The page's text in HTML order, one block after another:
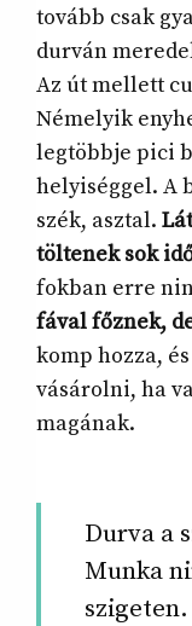
tovább csak
durván
Az út mellett
Némelyik
legtöbbje pici
helyiséggel. A
szék, asztal.
töltenek sok
fokban erre
fával főznek,
komp hozza,
vásárolni, ha
magának.
Durva a
Munka